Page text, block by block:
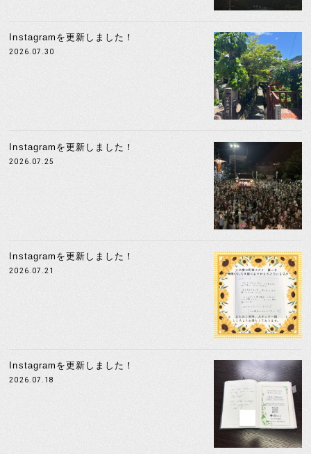
Instagramを更新しました！
2026.07.30
Instagramを更新しました！
2026.07.25
Instagramを更新しました！
2026.07.21
Instagramを更新しました！
2026.07.18